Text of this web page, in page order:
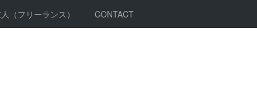
（フリーランス） CONTACT